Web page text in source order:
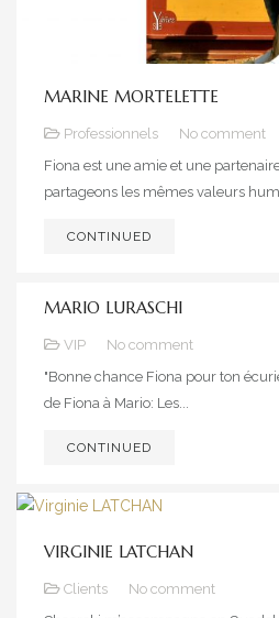
MARINE MORTELETTE
Professionnels
No comment
Fiona est une amie et une
partageons les mêmes valeurs
CONTINUED
MARIO LURASCHI
VIP
No comment
"Bonne chance Fiona pour ton
de Fiona à Mario: Les...
CONTINUED
VIRGINIE LATCHAN
Clients
No comment